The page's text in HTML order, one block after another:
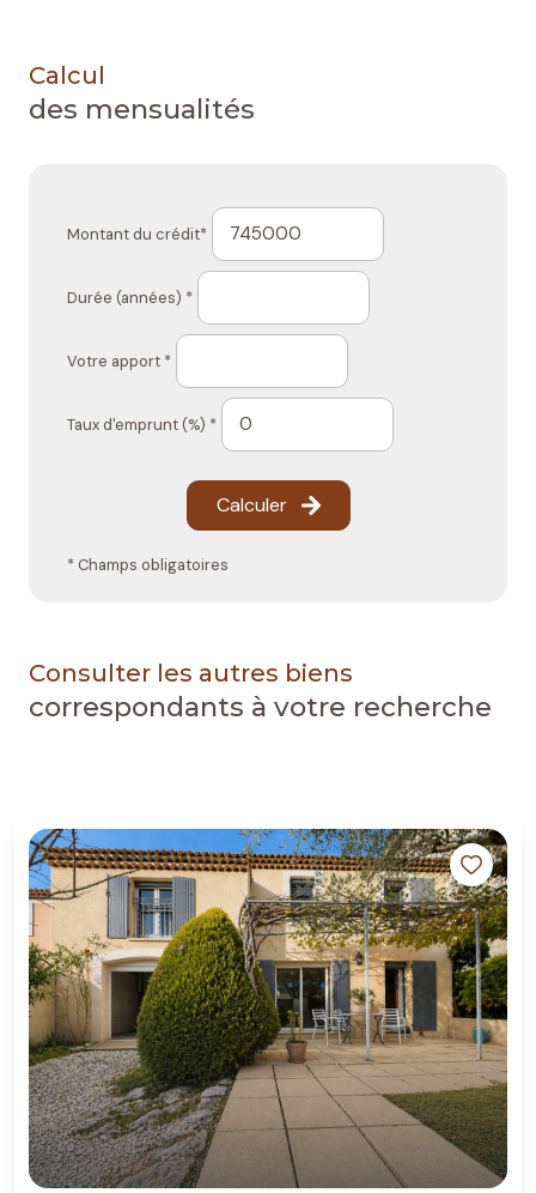
Calcul
des mensualités
Montant du crédit*
Durée (années) *
Votre apport *
Taux d'emprunt (%) *
Calculer
* Champs obligatoires
Consulter les autres biens
correspondants à votre recherche